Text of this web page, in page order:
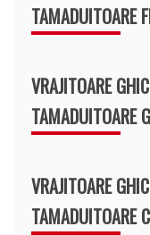
TAMADUITOARE
VRAJITOARE
TAMADUITOARE
VRAJITOARE
TAMADUITOARE